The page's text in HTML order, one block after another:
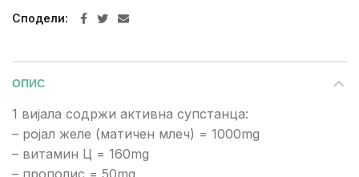
Сподели
ОПИС
1 вијала содржи активна супстанца:
– ројал желе (матичен млеч) = 1000mg
– витамин Ц = 160mg